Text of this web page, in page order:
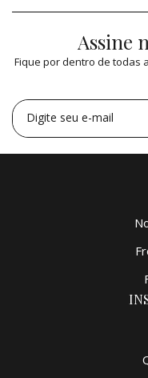
deR$
3xdeR$ 1.766,49
R$ 1.060,00
Assine
Fique por dentro de todas
Digite seu e-mail